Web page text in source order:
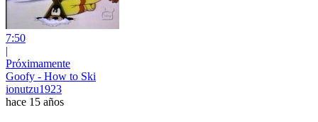
7:50
|
Próximamente
Goofy - How to Ski
ionutzu1923
hace 15 años